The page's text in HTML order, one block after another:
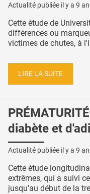
Actualité publiée il y a 9
Cette étude de
différences ou
victimes de chutes, à
LIRE LA SUITE
diabète et
Actualité publiée il y a 9
Cette étude
extrêmes, qui a suivi
jusqu’au début de la